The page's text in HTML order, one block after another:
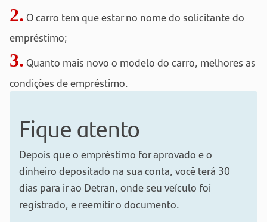
2. O carro tem que estar no nome do solicitante do
empréstimo;
3. Quanto mais novo o modelo do carro, melhores as
condições de empréstimo.
Fique atento
Depois que o empréstimo for aprovado e o
dinheiro depositado na sua conta, você terá 30
dias para ir ao Detran, onde seu veículo foi
registrado, e reemitir o documento.